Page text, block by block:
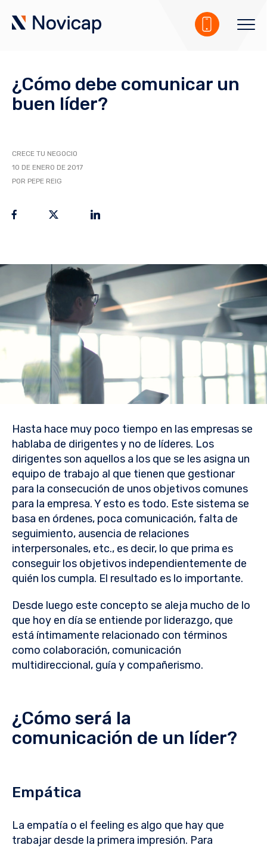
¿Cómo debe comunicar un
buen líder?
CRECE TU NEGOCIO
10 DE ENERO DE 2017
POR PEPE REIG
Hasta hace muy poco tiempo en las empresas se
hablaba de dirigentes y no de líderes. Los
dirigentes son aquellos a los que se les asigna un
equipo de trabajo al que tienen que gestionar
para la consecución de unos objetivos comunes
para la empresa. Y esto es todo. Este sistema se
basa en órdenes, poca comunicación, falta de
seguimiento, ausencia de relaciones
interpersonales, etc., es decir, lo que prima es
conseguir los objetivos independientemente de
quién los cumpla. El resultado es lo importante.
Desde luego este concepto se aleja mucho de lo
que hoy en día se entiende por liderazgo, que
está íntimamente relacionado con términos
como colaboración, comunicación
multidireccional, guía y compañerismo.
¿Cómo será la
comunicación de un líder?
Empática
La empatía o el feeling es algo que hay que
trabajar desde la primera impresión. Para